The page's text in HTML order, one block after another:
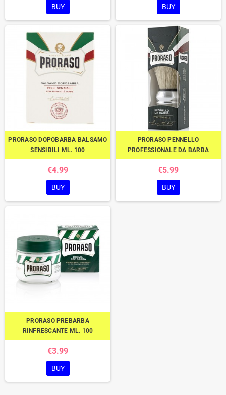
BUY BUY
PRORASO DOPOBARBA BALSAMO
SENSIBILI ML. 100
€4.99
BUY
PRORASO PENNELLO
PROFESSIONALE DA BARBA
€5.99
BUY
PRORASO PREBARBA
RINFRESCANTE ML. 100
€3.99
BUY